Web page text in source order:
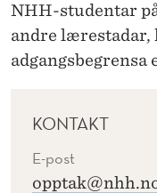
NHH-studentar
andre lærestadar,
adgangsbegrensa
KONTAKT
E-post